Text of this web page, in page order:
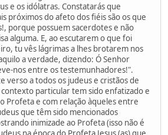
e os idólatras. Constatarás que
próximos do afeto dos fiéis são os que
porque possuem sacerdotes e não
alguma. E, ao escutarem o que foi
tu vês lágrimas a lhes brotarem nos
a verdade, dizendo: Ó Senhor
nos entre os testemunhadores!".
verso a todos os judeus e cristãos de
particular tem sido enfatizado e
Profeta e com relação àqueles entre
que têm sido mencionados
inimizade ao Profeta (isso não é